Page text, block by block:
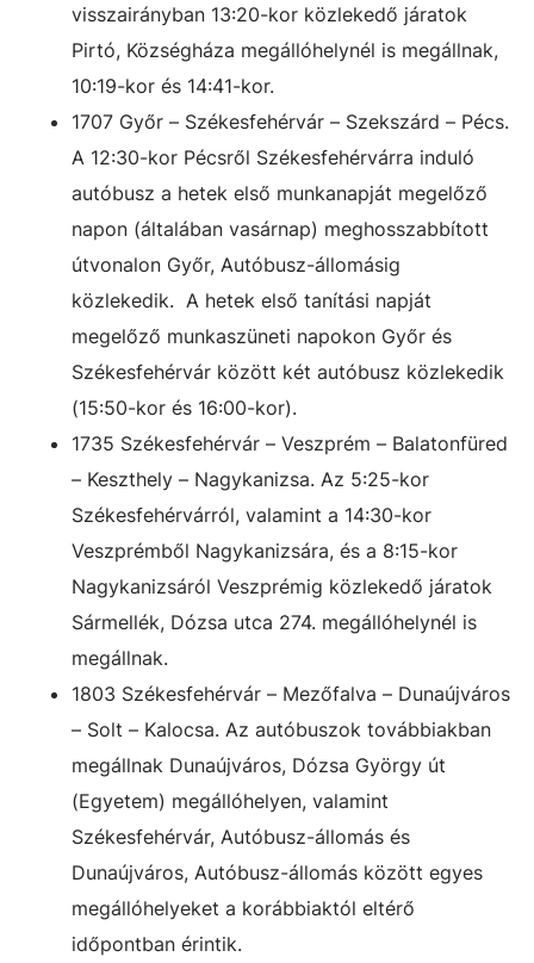
visszairányban 13:20-kor közlekedő járatok
Pirtó, Községháza megállóhelynél is megállnak,
10:19-kor és 14:41-kor.
1707 Győr – Székesfehérvár – Szekszárd – Pécs.
A 12:30-kor Pécsről Székesfehérvárra induló
autóbusz a hetek első munkanapját megelőző
napon (általában vasárnap) meghosszabbított
útvonalon Győr, Autóbusz-állomásig
közlekedik. A hetek első tanítási napját
megelőző munkaszüneti napokon Győr és
Székesfehérvár között két autóbusz közlekedik
(15:50-kor és 16:00-kor).
1735 Székesfehérvár – Veszprém – Balatonfüred
– Keszthely – Nagykanizsa. Az 5:25-kor
Székesfehérvárról, valamint a 14:30-kor
Veszprémből Nagykanizsára, és a 8:15-kor
Nagykanizsáról Veszprémig közlekedő járatok
Sármellék, Dózsa utca 274. megállóhelynél is
megállnak.
1803 Székesfehérvár – Mezőfalva – Dunaújváros
– Solt – Kalocsa. Az autóbuszok továbbiakban
megállnak Dunaújváros, Dózsa György út
(Egyetem) megállóhelyen, valamint
Székesfehérvár, Autóbusz-állomás és
Dunaújváros, Autóbusz-állomás között egyes
megállóhelyeket a korábbiaktól eltérő
időpontban érintik.